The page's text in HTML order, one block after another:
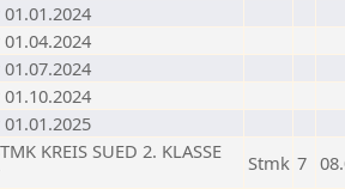
KREIS SUED 2. KLASSE
Stmk 7